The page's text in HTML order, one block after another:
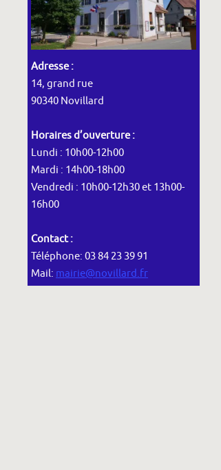
Adresse :
14, grand rue
90340 Novillard
Horaires d’ouverture :
Lundi : 10h00-12h00
Mardi : 14h00-18h00
Vendredi : 10h00-12h30 et 13h00-
16h00
Contact :
Téléphone: 03 84 23 39 91
Mail: mairie@novillard.fr